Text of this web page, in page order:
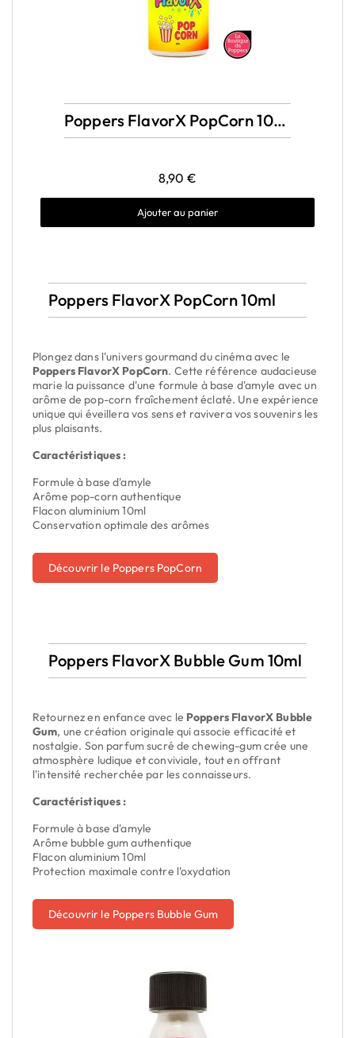
Poppers FlavorX PopCorn 10ml Amyl
8,90 €
Ajouter au panier
Poppers FlavorX PopCorn 10ml
Plongez dans l'univers gourmand du cinéma avec le
Poppers FlavorX PopCorn. Cette référence audacieuse
marie la puissance d'une formule à base d'amyle avec un
arôme de pop-corn fraîchement éclaté. Une expérience
unique qui éveillera vos sens et ravivera vos souvenirs les
plus plaisants.
Caractéristiques :
Formule à base d'amyle
Arôme pop-corn authentique
Flacon aluminium 10ml
Conservation optimale des arômes
Découvrir le Poppers PopCorn
Poppers FlavorX Bubble Gum 10ml
Retournez en enfance avec le Poppers FlavorX Bubble
Gum, une création originale qui associe efficacité et
nostalgie. Son parfum sucré de chewing-gum crée une
atmosphère ludique et conviviale, tout en offrant
l'intensité recherchée par les connaisseurs.
Caractéristiques :
Formule à base d'amyle
Arôme bubble gum authentique
Flacon aluminium 10ml
Protection maximale contre l'oxydation
Découvrir le Poppers Bubble Gum